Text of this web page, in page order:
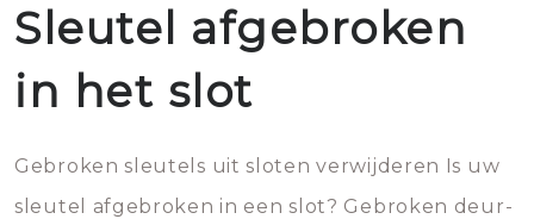
Sleutel afgebroken
in het slot
Gebroken sleutels uit sloten verwijderen Is uw
sleutel afgebroken in een slot? Gebroken deur-